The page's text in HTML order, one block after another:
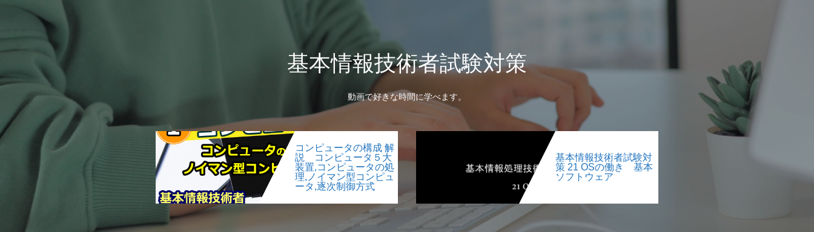
基本情報技術者試験対策
動画で好きな時間に学べます。
コンピュータの構成 解
説 コンピュータ５大
装置,コンピュータの処
理,ノイマン型コンピュ
ータ,逐次制御方式
基本情報技術者試験対
策 21 OSの働き 基本
ソフトウェア